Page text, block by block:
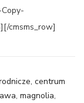
cmsms_row]
, centrum
, magnolia,